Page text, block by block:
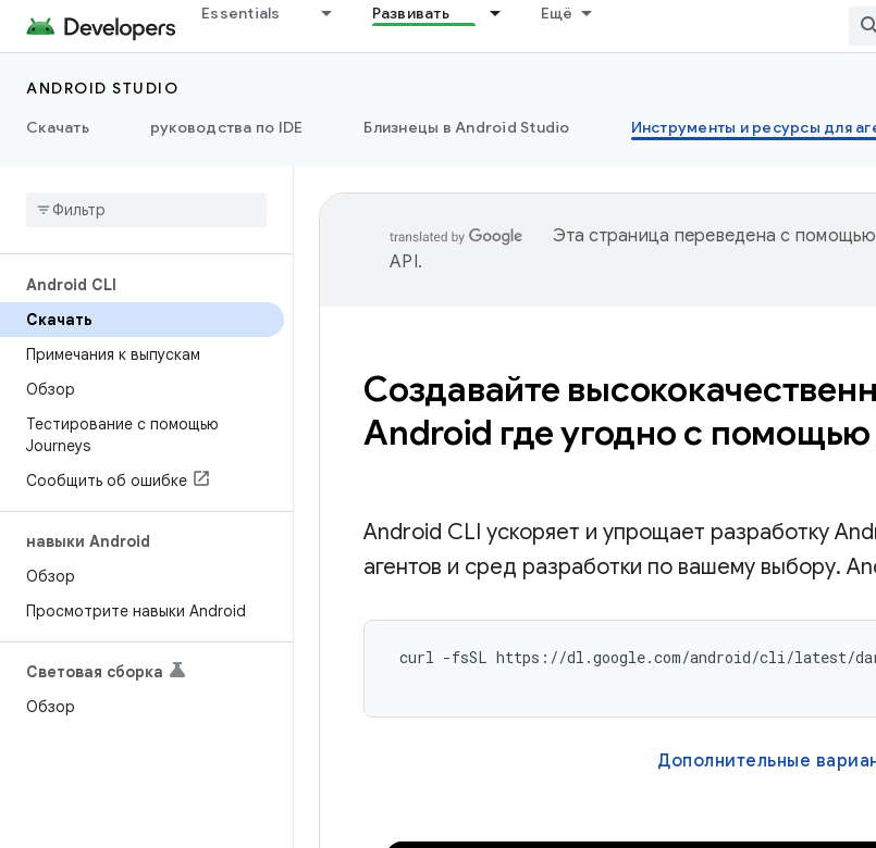
Essentials Развивать Ещё
ANDROID STUDIO
Скачать
руководства по IDE Близнецы в Android Studio Инструменты и ресурсы для
Android CLI
Скачать
Примечания к выпускам
Обзор
Тестирование с помощью
Journeys
Сообщить об ошибке
навыки Android
Обзор
Просмотрите навыки Android
Световая сборка
Обзор
Эта страница переведена с помощью
API.
Создавайте
Android где угодно с
Android CLI ускоряет и упрощает разработку
агентов и сред разработки по вашему выбору.
curl -fsSL https://dl.google.com/android/cli/latest/
Дополнительные